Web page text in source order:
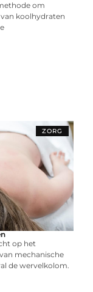
om
koolhydraten
ZORG
op het
mechanische
de wervelkolom.